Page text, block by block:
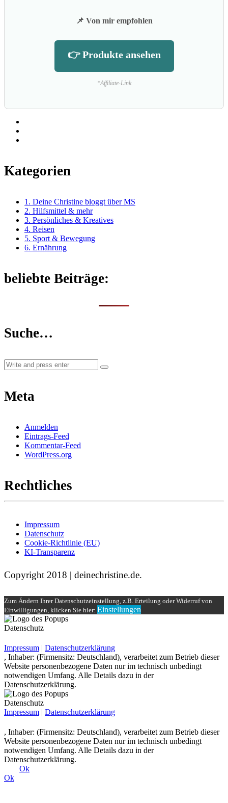
📌 Von mir empfohlen
👉 Produkte ansehen
*Affiliate-Link
Kategorien
1. Deine Christine bloggt über MS
2. Hilfsmittel & mehr
3. Persönliches & Kreatives
4. Reisen
5. Sport & Bewegung
6. Ernährung
beliebte Beiträge:
Suche…
Meta
Anmelden
Eintrags-Feed
Kommentar-Feed
WordPress.org
Rechtliches
Impressum
Datenschutz
Cookie-Richtlinie (EU)
KI-Transparenz
Copyright 2018 | deinechristine.de.
Zum Ändern Ihrer Datenschutzeinstellung, z.B. Erteilung oder Widerruf von
Einwilligungen, klicken Sie hier: Einstellungen
Datenschutz
Impressum | Datenschutzerklärung
, Inhaber: (Firmensitz: Deutschland), verarbeitet zum Betrieb dieser
Website personenbezogene Daten nur im technisch unbedingt
notwendigen Umfang. Alle Details dazu in der
Datenschutzerklärung.
Datenschutz
Impressum | Datenschutzerklärung
, Inhaber: (Firmensitz: Deutschland), verarbeitet zum Betrieb dieser
Website personenbezogene Daten nur im technisch unbedingt
notwendigen Umfang. Alle Details dazu in der
Datenschutzerklärung.
Ok
Ok